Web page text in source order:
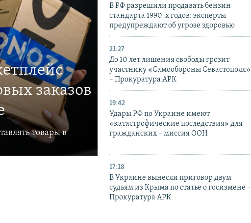
заказов
товары в
В РФ разрешили продавать бензин
стандарта 1990-х годов: эксперты
предупреждают об угрозе здоровью
21:27
До 10 лет лишения свободы грозит
участнику «Самообороны Севастополя»
– Прокуратура АРК
19:42
Удары РФ по Украине имеют
«катастрофические последствия» для
гражданских – миссия ООН
17:18
В Украине вынесли приговор двум
судьям из Крыма по статье о госизмене –
Прокуратура АРК